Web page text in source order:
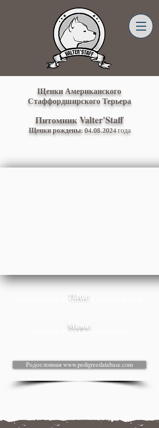
Щенки Американского
Стаффордширского Терьера
Питомник Valter'Staff
Щенки рождены: 04.08.2024 года
Папа:
Мама:
VALTER’STAFF YULISSA-BARONESSA
Родословная www.pedigreedatabase.com
VALTER’STAFF VANDAMME DOUBLE PUNCH